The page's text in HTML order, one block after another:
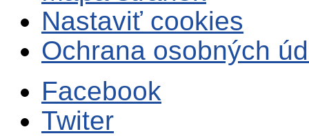
Nastaviť cookies
Ochrana osobných
Facebook
Twiter